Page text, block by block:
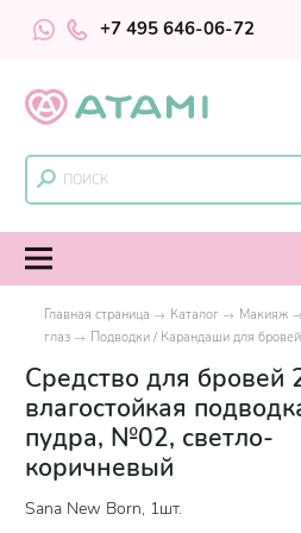
+7 495 646-06-72
Главная страница Каталог Макияж
глаз
Подводки / Карандаши для
Средство для бровей
влагостойкая
пудра, №02, светло-
коричневый
Sana New Born, 1шт.